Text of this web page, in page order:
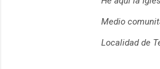
Medio
Localidad de